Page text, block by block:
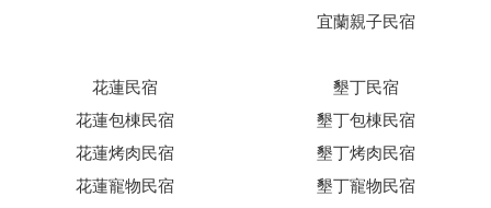
宜蘭親子民宿
花蓮民宿
花蓮包棟民宿
花蓮烤肉民宿
花蓮寵物民宿
墾丁民宿
墾丁包棟民宿
墾丁烤肉民宿
墾丁寵物民宿